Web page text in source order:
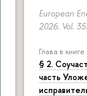
European
2026. Vol.
Глава в книге
§ 2.
часть